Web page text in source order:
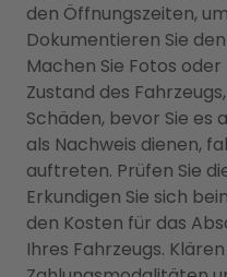
den Öffnungszeiten,
Dokumentieren Sie
Machen Sie Fotos
Zustand des
Schäden, bevor Sie es
als Nachweis dienen,
auftreten. Prüfen Sie
Erkundigen Sie sich
den Kosten für das
Ihres Fahrzeugs. Klären